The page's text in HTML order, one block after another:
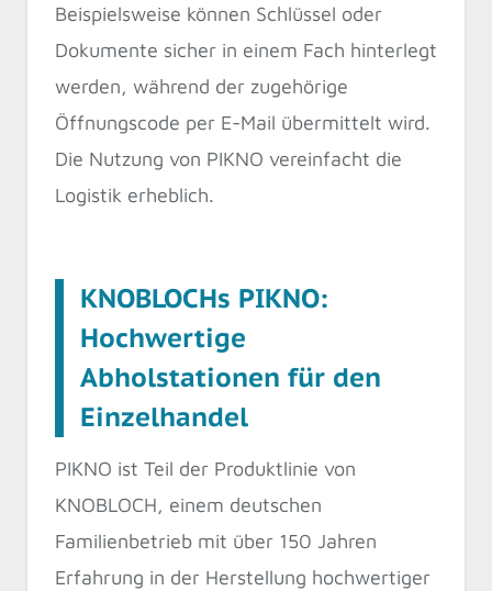
Beispielsweise können Schlüssel oder
Dokumente sicher in einem Fach hinterlegt
werden, während der zugehörige
Öffnungscode per E-Mail übermittelt wird.
Die Nutzung von PIKNO vereinfacht die
Logistik erheblich.
KNOBLOCHs PIKNO:
Hochwertige
Abholstationen für den
Einzelhandel
PIKNO ist Teil der Produktlinie von
KNOBLOCH, einem deutschen
Familienbetrieb mit über 150 Jahren
Erfahrung in der Herstellung hochwertiger